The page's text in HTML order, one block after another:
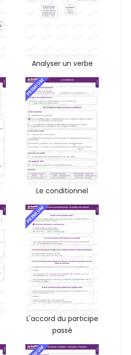
Analyser un verbe
PREMIUM
Le conditionnel
PREMIUM
L'accord du participe
passé